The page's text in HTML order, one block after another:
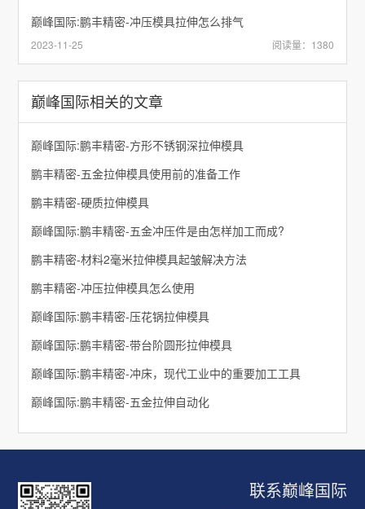
巅峰国际:鹏丰精密-冲压模具拉伸怎么排气
2023-11-25 阅读量：1380
巅峰国际相关的文章
巅峰国际:鹏丰精密-方形不锈钢深拉伸模具
鹏丰精密-五金拉伸模具使用前的准备工作
鹏丰精密-硬质拉伸模具
巅峰国际:鹏丰精密-五金冲压件是由怎样加工而成?
鹏丰精密-材料2毫米拉伸模具起皱解决方法
鹏丰精密-冲压拉伸模具怎么使用
巅峰国际:鹏丰精密-压花锅拉伸模具
巅峰国际:鹏丰精密-带台阶圆形拉伸模具
巅峰国际:鹏丰精密-冲床，现代工业中的重要加工工具
巅峰国际:鹏丰精密-五金拉伸自动化
联系巅峰国际